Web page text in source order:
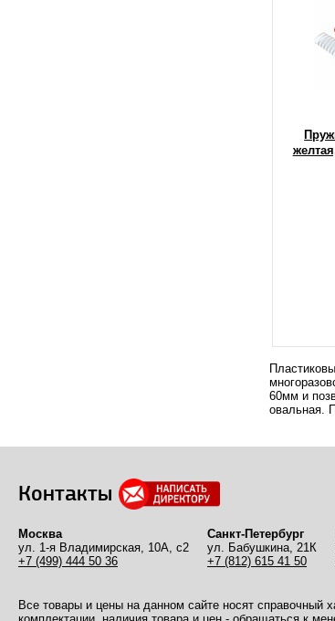
60мм и
овальная.
Контакты
Москва
ул. 1-я Владимирская, 10А, с2
+7 (499) 444 50 36
Санкт-Петербург
ул. Бабушкина, 21К
+7 (812) 615 41 50
Все товары и цены на данном сайте носят справочный